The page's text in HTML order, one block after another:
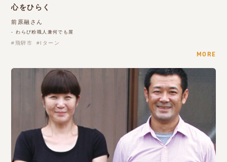
心をひらく
前原融さん
- わらび粉職人兼何でも屋
飛騨市 Iターン
MORE